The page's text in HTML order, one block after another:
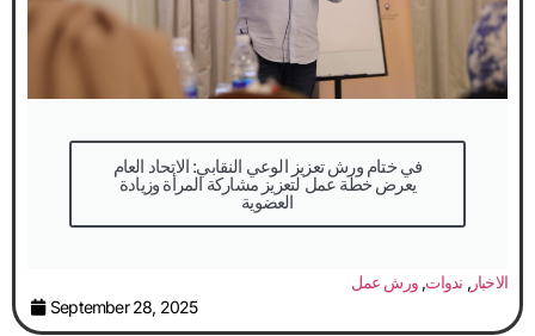
في ختام ورش تعزيز الوعي النقابي: الاتحاد العام
يعرض خطة عمل لتعزيز مشاركة المرأة وزيادة
العضوية
الاخبار, ندوات,ورش عمل
September 28, 2025